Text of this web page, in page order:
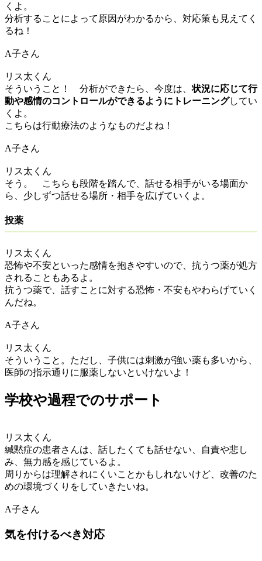
くよ。
分析することによって原因がわかるから、対応策も見えてく
るね！
A子さん
リス太くん
そういうこと！ 分析ができたら、今度は、状況に応じて行
動や感情のコントロールができるようにトレーニングしてい
くよ。
こちらは行動療法のようなものだよね！
A子さん
リス太くん
そう。 こちらも段階を踏んで、話せる相手がいる場面か
ら、少しずつ話せる場所・相手を広げていくよ。
投薬
リス太くん
恐怖や不安といった感情を抱きやすいので、抗うつ薬が処方
されることもあるよ。
抗うつ薬で、話すことに対する恐怖・不安もやわらげていく
んだね。
A子さん
リス太くん
そういうこと。ただし、子供には刺激が強い薬も多いから、
医師の指示通りに服薬しないといけないよ！
学校や過程でのサポート
リス太くん
緘黙症の患者さんは、話したくても話せない、自責や悲し
み、無力感を感じているよ。
周りからは理解されにくいことかもしれないけど、改善のた
めの環境づくりをしていきたいね。
A子さん
気を付けるべき対応